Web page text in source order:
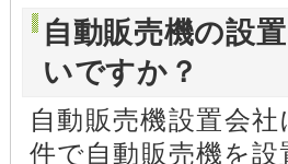
自動販売機の設
いですか？
自動販売機設置会
件で自動販売機を